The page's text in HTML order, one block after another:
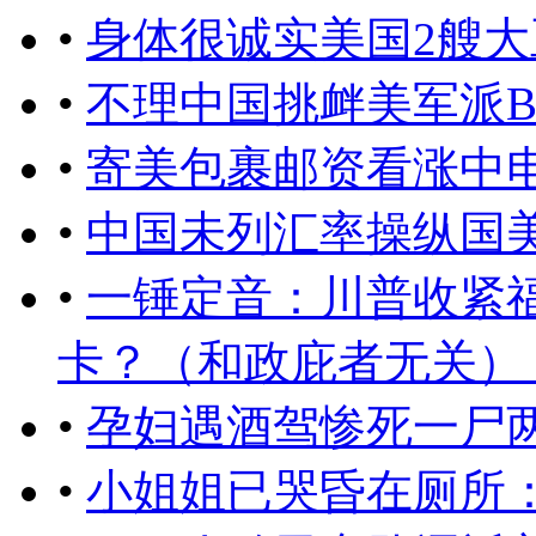
• 身体很诚实美国2艘
• 不理中国挑衅美军派
• 寄美包裹邮资看涨中
• 中国未列汇率操纵国
• 一锤定音：川普收紧
卡？（和政庇者无关）
• 孕妇遇酒驾惨死一尸
• 小姐姐已哭昏在厕所